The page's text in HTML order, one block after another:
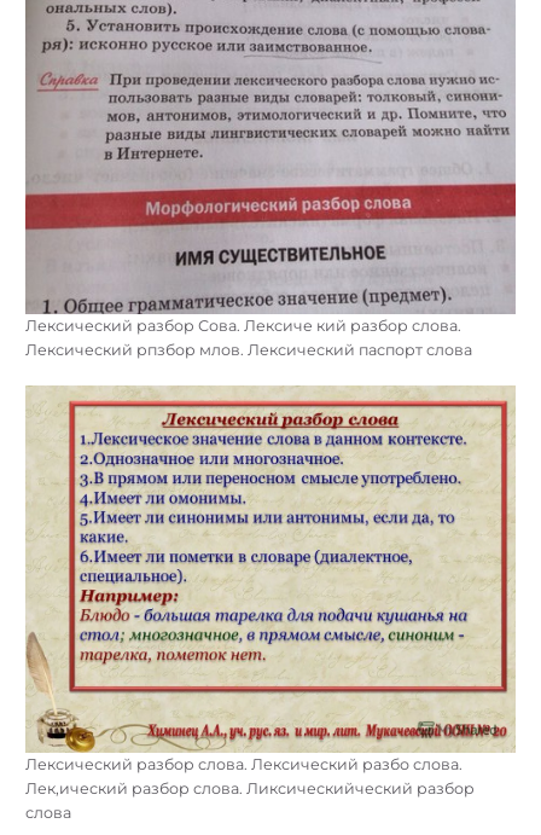
Лексический разбор Сова. Лексиче кий разбор слова.
Лексический рпзбор млов. Лексический паспорт слова
Лексический разбор слова. Лексический разбо слова.
Лек,ический разбор слова. Ликсическийческий разбор
слова